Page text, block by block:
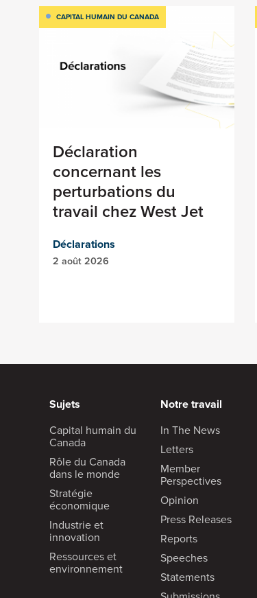
CAPITAL HUMAIN DU CANADA
Déclaration
concernant les
perturbations du
travail chez West Jet
Déclarations
2 août 2026
Sujets
Capital humain du
Canada
Rôle du Canada
dans le monde
Stratégie
économique
Industrie et
innovation
Ressources et
environnement
Notre travail
In The News
Letters
Member
Perspectives
Opinion
Press Releases
Reports
Speeches
Statements